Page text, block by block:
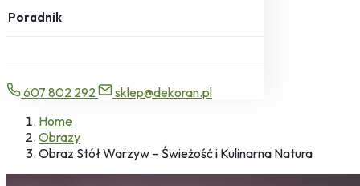
Poradnik
607 802 292
sklep@dekoran.pl
Home
Obrazy
Obraz Stół Warzyw – Świeżość i Kulinarna Natura